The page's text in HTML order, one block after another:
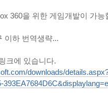
360을 위한 게임개발이 가능
이하 번역생략...
크에 있습니다.
downloads/